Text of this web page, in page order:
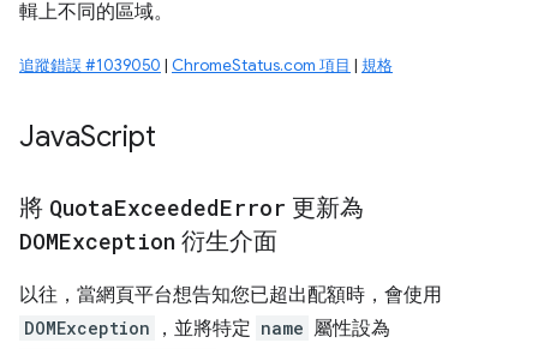
輯上不同的區域。
追蹤錯誤 #1039050 | ChromeStatus.com 項目 | 規格
JavaScript
將 QuotaExceededError 更新為
DOMException 衍生介面
以往，當網頁平台想告知您已超出配額時，會使用
DOMException ，並將特定 name 屬性設為